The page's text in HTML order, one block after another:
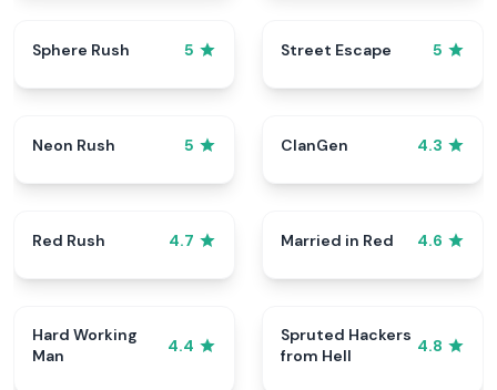
Sphere Rush 5 Street Escape 5
Neon Rush 5 ClanGen 4.3
Red Rush 4.7 Married in Red 4.6
Hard Working
Man
4.4
Spruted Hackers
from Hell
4.8